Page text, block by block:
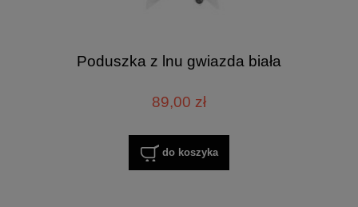
Poduszka z lnu gwiazda biała
89,00 zł
do koszyka